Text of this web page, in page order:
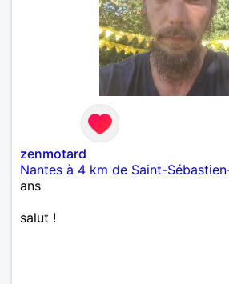
zenmotard
Nantes à 4 km de Saint-
ans
salut !